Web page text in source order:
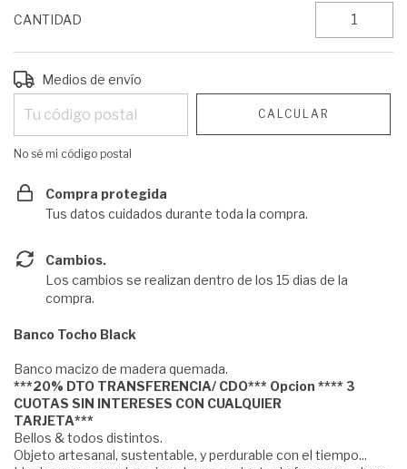
CANTIDAD
Entregas para el CP:
Medios de envío
CALCULAR
No sé mi código postal
Compra protegida
Tus datos cuidados durante toda la compra.
Cambios.
Los cambios se realizan dentro de los 15 dias de la
compra.
Banco Tocho Black
Banco macizo de madera quemada.
***20% DTO TRANSFERENCIA/ CDO*** Opcion **** 3
CUOTAS SIN INTERESES CON CUALQUIER
TARJETA***
Bellos & todos distintos.
Objeto artesanal, sustentable, y perdurable con el tiempo...